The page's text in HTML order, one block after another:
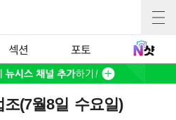
섹션 포토
(7월8일 수요일)